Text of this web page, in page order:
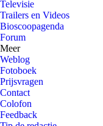
Televisie
Trailers en Videos
Bioscoopagenda
Forum
Meer
Weblog
Fotoboek
Prijsvragen
Contact
Colofon
Feedback